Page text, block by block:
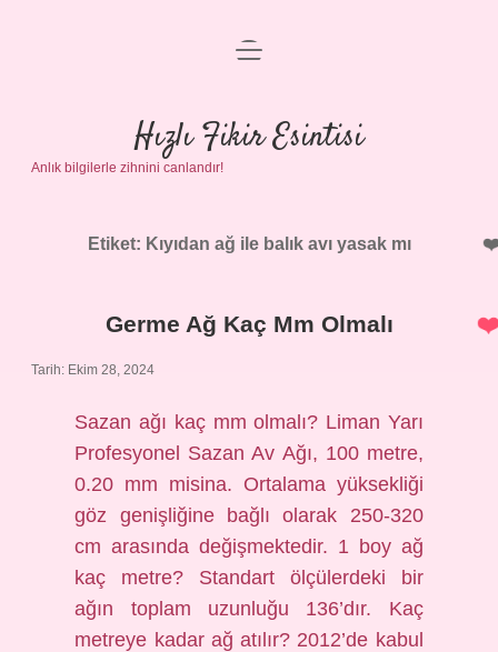
Anasayfa
Gizlilik Politikası
Yasal Uyarı
menüyü
Hızlı Fikir Esintisi
Anlık bilgilerle zihnini canlandır!
Etiket: Kıyıdan ağ ile balık avı yasak mı
Germe Ağ Kaç Mm Olmalı
Tarih: Ekim 28, 2024
Sazan ağı kaç mm olmalı? Liman Yarı
Profesyonel Sazan Av Ağı, 100 metre,
0.20 mm misina. Ortalama yüksekliği
göz genişliğine bağlı olarak 250-320
cm arasında değişmektedir. 1 boy ağ
kaç metre? Standart ölçülerdeki bir
ağın toplam uzunluğu 136’dır. Kaç
metreye kadar ağ atılır? 2012’de kabul